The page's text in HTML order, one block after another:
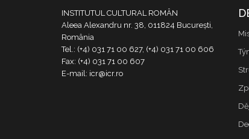
INSTITUTUL CULTURAL ROMÂN
Aleea Alexandru nr. 38, 011824 București,
România
Tel.: (+4) 031 71 00 627, (+4) 031 71 00 606
Fax: (+4) 031 71 00 607
E-mail: icr@icr.ro